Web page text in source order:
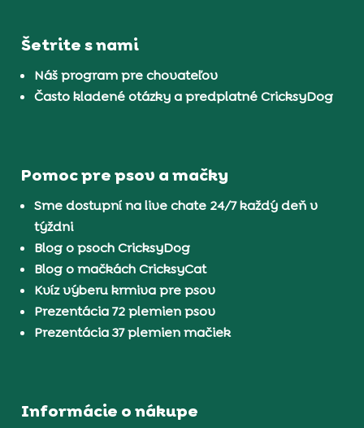
Šetrite s nami
Náš program pre chovateľov
Často kladené otázky a predplatné CricksyDog
Pomoc pre psov a mačky
Sme dostupní na live chate 24/7 každý deň v
týždni
Blog o psoch CricksyDog
Blog o mačkách CricksyCat
Kvíz výberu krmiva pre psov
Prezentácia 72 plemien psov
Prezentácia 37 plemien mačiek
Informácie o nákupe